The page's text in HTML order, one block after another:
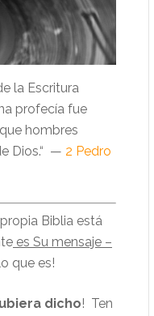
la Escritura
profecía fue
hombres
Dios.“ — 2 Pedro
Biblia está
es Su mensaje –
que es!
dicho! Ten